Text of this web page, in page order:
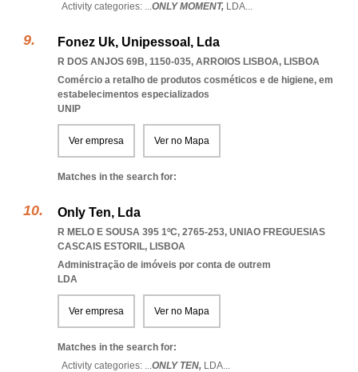
Activity categories: ...ONLY MOMENT, LDA...
Fonez Uk, Unipessoal, Lda
R DOS ANJOS 69B, 1150-035, ARROIOS LISBOA, LISBOA
Comércio a retalho de produtos cosméticos e de higiene, em
estabelecimentos especializados
UNIP
Ver empresa Ver no Mapa
Matches in the search for:
Only Ten, Lda
R MELO E SOUSA 395 1ºC, 2765-253, UNIAO FREGUESIAS
CASCAIS ESTORIL, LISBOA
Administração de imóveis por conta de outrem
LDA
Ver empresa Ver no Mapa
Matches in the search for:
Activity categories: ...ONLY TEN, LDA...